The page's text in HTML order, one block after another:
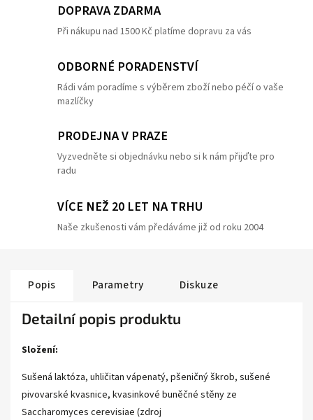
DOPRAVA ZDARMA
Při nákupu nad 1500 Kč platíme dopravu za vás
ODBORNÉ PORADENSTVÍ
Rádi vám poradíme s výběrem zboží nebo péčí o vaše
mazlíčky
PRODEJNA V PRAZE
Vyzvedněte si objednávku nebo si k nám přijďte pro
radu
VÍCE NEŽ 20 LET NA TRHU
Naše zkušenosti vám předáváme již od roku 2004
Popis Parametry Diskuze
Detailní popis produktu
Složení:
Sušená laktóza, uhličitan vápenatý, pšeničný škrob, sušené
pivovarské kvasnice, kvasinkové buněčné stěny ze
Saccharomyces cerevisiae (zdroj